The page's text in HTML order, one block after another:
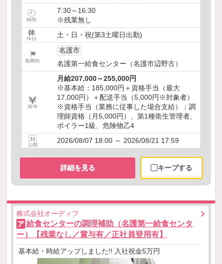
7:30～16:30
※残業無し
土・日・祝(第3土曜日出勤)
名護市
名護第一給食センター（名護市辺野古）
月給207,000～255,000円
※基本給：185,000円＋資格手当（最大
17,000円）＋配送手当（5,000円※対象者）
※資格手当（業務に従事した場合支給）：調
理師資格（月5,000円）、第1種衛生管理者、
ボイラー1級、危険物乙4
2026/08/07 18:00 ～ 2026/08/21 17:59
詳細を見る キープする
株式会社オーディフ
ア 給食センターの調理補助（名護第一給食センタ
ー）【残業なし／賞与有／正社員登用有】
基本給・時給アップしました!! 入社祝金5万円